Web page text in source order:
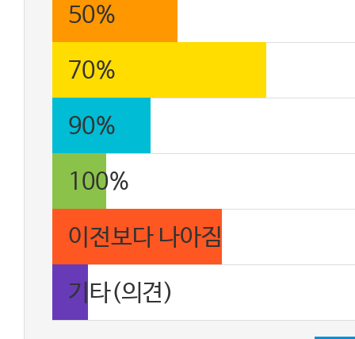
50%
70%
90%
100%
이전보다 나아짐
기타(의견)